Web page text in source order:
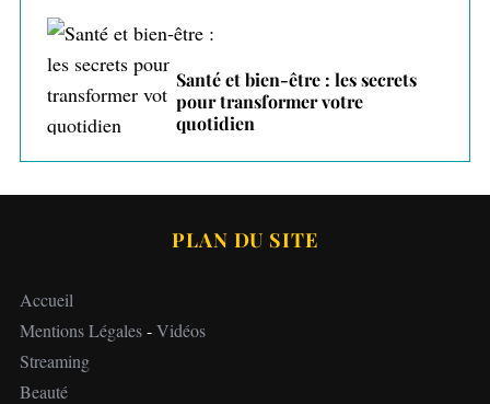
Santé et bien-être : les secrets
pour transformer votre
quotidien
PLAN DU SITE
Accueil
Mentions Légales-Vidéos
Streaming
Beauté